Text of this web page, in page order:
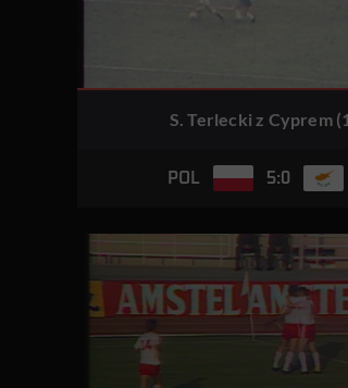
S. Terlecki z Cyprem
POL 5:0